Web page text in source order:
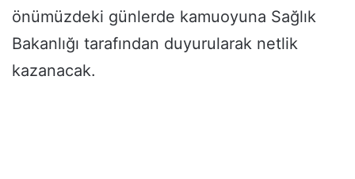
önümüzdeki günlerde kamuoyuna Sağlık
Bakanlığı tarafından duyurularak netlik
kazanacak.